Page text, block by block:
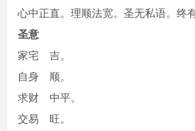
心中正直。理顺法宽。圣无私语。终有
圣意
家宅 吉。
自身 顺。
求财 中平。
交易 旺。